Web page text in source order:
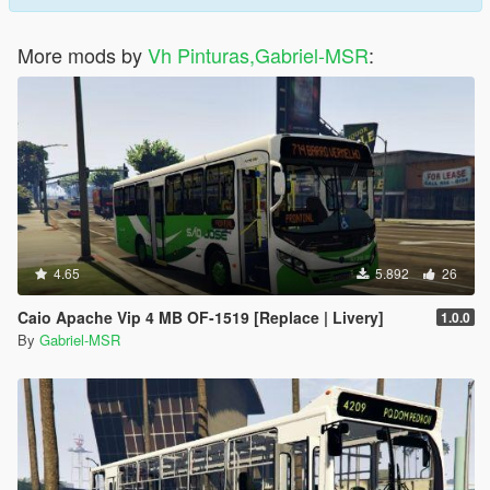
More mods byVh Pinturas,Gabriel-MSR:
4.65 5.892 26
Caio Apache Vip 4 MB OF-1519 [Replace | Livery] 1.0.0
By Gabriel-MSR